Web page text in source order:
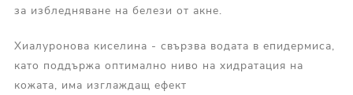
за избледняване на белези от акне.
Хиалуронова киселина - свързва водата в епидермиса,
като поддържа оптимално ниво на хидратация на
кожата, има изглаждащ ефект